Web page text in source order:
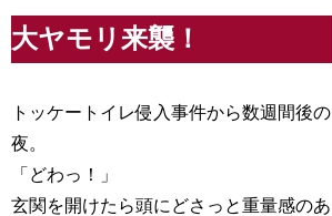
大ヤモリ来襲！
トッケートイレ侵入事件から数週間後の
夜。
「どわっ！」
玄関を開けたら頭にどさっと重量感のあ